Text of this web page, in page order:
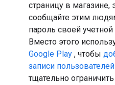
страницу в магазине,
сообщайте этим
пароль своей учетной
Вместо этого
Google Play , чтобы
записи пользователей
тщательно